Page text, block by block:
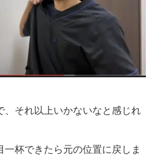
、それ以上いかないなと感じれ
一杯できたら元の位置に戻しま